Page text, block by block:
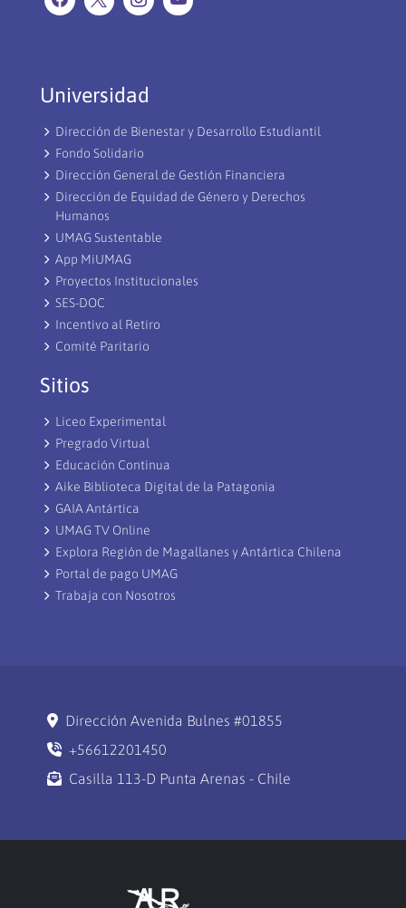
Universidad
Dirección de Bienestar y Desarrollo Estudiantil
Fondo Solidario
Dirección General de Gestión Financiera
Dirección de Equidad de Género y Derechos
Humanos
UMAG Sustentable
App MiUMAG
Proyectos Institucionales
SES-DOC
Incentivo al Retiro
Comité Paritario
Sitios
Liceo Experimental
Pregrado Virtual
Educación Continua
Aike Biblioteca Digital de la Patagonia
GAIA Antártica
UMAG TV Online
Explora Región de Magallanes y Antártica Chilena
Portal de pago UMAG
Trabaja con Nosotros
Dirección Avenida Bulnes #01855
+56612201450
Casilla 113-D Punta Arenas - Chile